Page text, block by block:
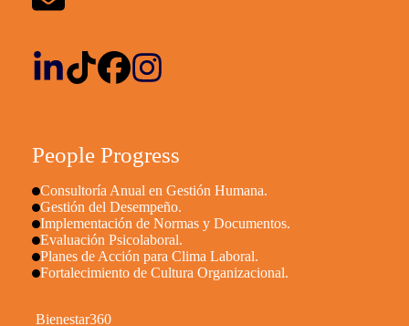
People Progress
Consultoría Anual en Gestión Humana.
Gestión del Desempeño.
Implementación de Normas y Documentos.
Evaluación Psicolaboral.
Planes de Acción para Clima Laboral.
Fortalecimiento de Cultura Organizacional.
Bienestar360